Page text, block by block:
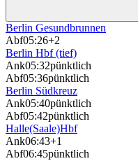
Berlin Gesundbrunnen
Abf05:26+2
Berlin Hbf (tief)
Ank05:32pünktlich
Abf05:36pünktlich
Berlin Südkreuz
Ank05:40pünktlich
Abf05:42pünktlich
Halle(Saale)Hbf
Ank06:43+1
Abf06:45pünktlich